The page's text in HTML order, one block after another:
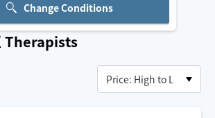
Change Conditions
Therapists